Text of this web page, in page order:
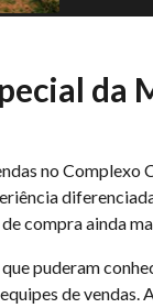
da
no Complexo
compra ainda
puderam
de